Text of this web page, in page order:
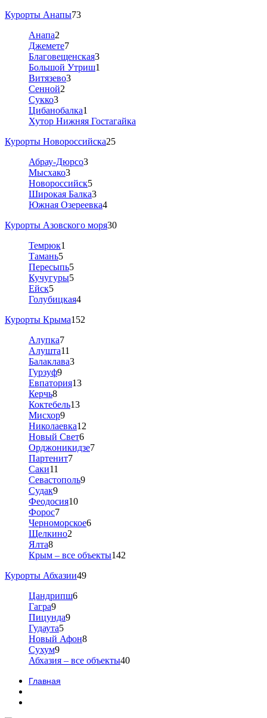
Курорты Анапы73
Анапа2
Джемете7
Благовещенская3
Большой Утриш1
Витязево3
Сенной2
Сукко3
Цибанобалка1
Хутор Нижняя Гостагайка
Курорты Новороссийска25
Абрау-Дюрсо3
Мысхако3
Новороссийск5
Широкая Балка3
Южная Озереевка4
Курорты Азовского моря30
Темрюк1
Тамань5
Пересыпь5
Кучугуры5
Ейск5
Голубицкая4
Курорты Крыма152
Алупка7
Алушта11
Балаклава3
Гурзуф9
Евпатория13
Керчь8
Коктебель13
Мисхор9
Николаевка12
Новый Свет6
Орджоникидзе7
Партенит7
Саки11
Севастополь9
Судак9
Феодосия10
Форос7
Черноморское6
Щелкино2
Ялта8
Крым – все объекты142
Курорты Абхазии49
Цандрипш6
Гагра9
Пицунда9
Гудаута5
Новый Афон8
Сухум9
Абхазия – все объекты40
Главная